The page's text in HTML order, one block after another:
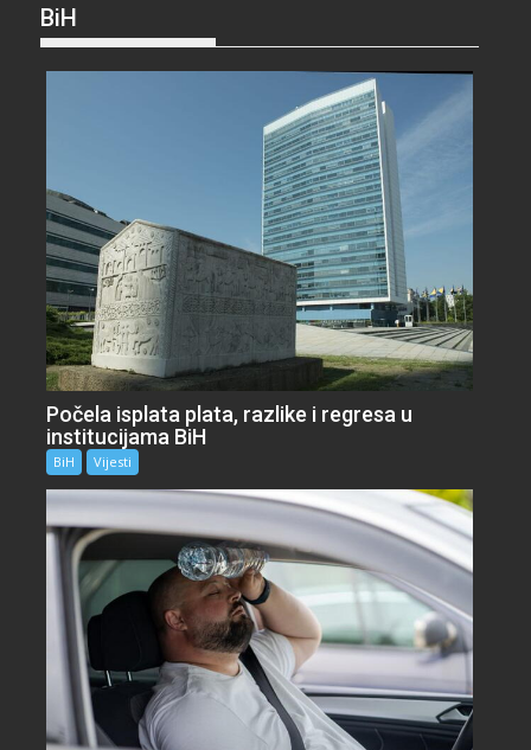
BiH
Počela isplata plata, razlike i regresa u
institucijama BiH
BiH Vijesti